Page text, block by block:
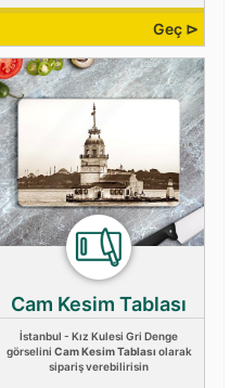
Geç ⊳
Cam Kesim Tablası
İstanbul - Kız Kulesi Gri Denge
görselini Cam Kesim Tablası olarak
sipariş verebilirisin